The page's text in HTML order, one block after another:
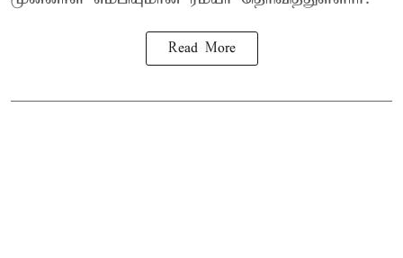
Read More